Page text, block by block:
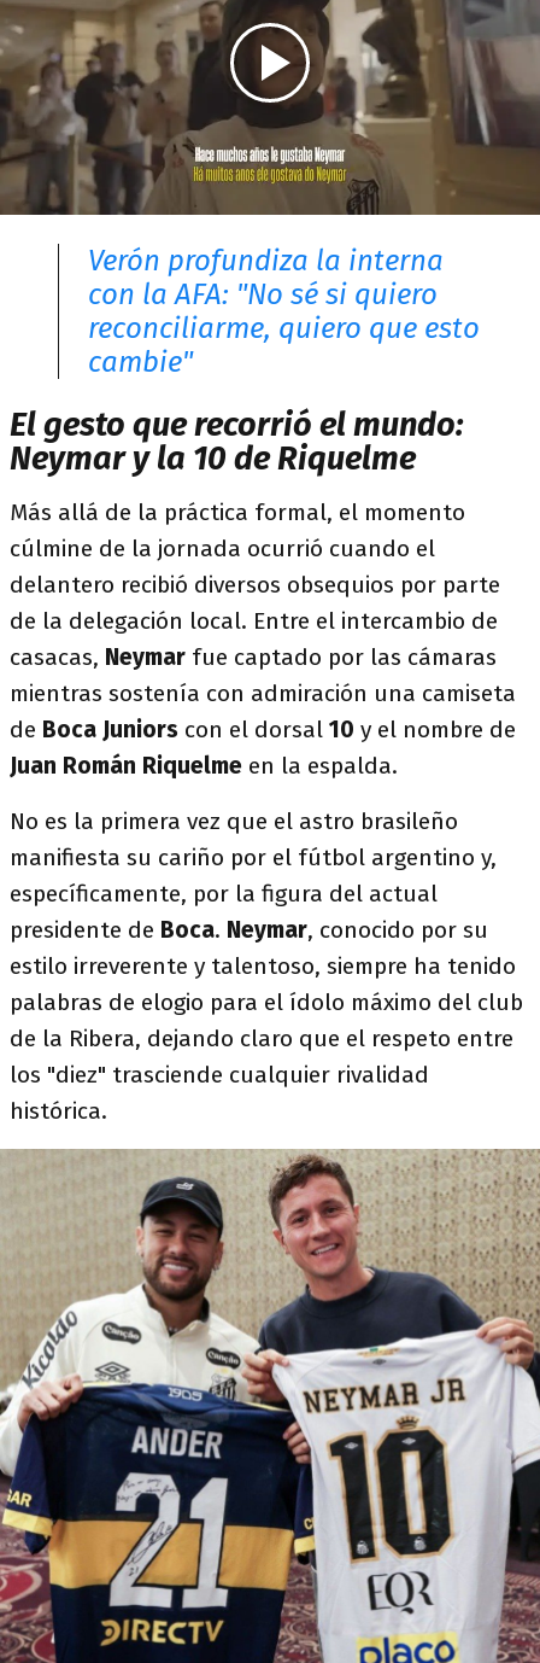
Verón profundiza la interna
con la AFA: "No sé si quiero
reconciliarme, quiero que esto
cambie"
El gesto que recorrió el mundo:
Neymar y la 10 de Riquelme
Más allá de la práctica formal, el momento
cúlmine de la jornada ocurrió cuando el
delantero recibió diversos obsequios por parte
de la delegación local. Entre el intercambio de
casacas, Neymar fue captado por las cámaras
mientras sostenía con admiración una camiseta
de Boca Juniors con el dorsal 10 y el nombre de
Juan Román Riquelme en la espalda.
No es la primera vez que el astro brasileño
manifiesta su cariño por el fútbol argentino y,
específicamente, por la figura del actual
presidente de Boca. Neymar, conocido por su
estilo irreverente y talentoso, siempre ha tenido
palabras de elogio para el ídolo máximo del club
de la Ribera, dejando claro que el respeto entre
los "diez" trasciende cualquier rivalidad
histórica.